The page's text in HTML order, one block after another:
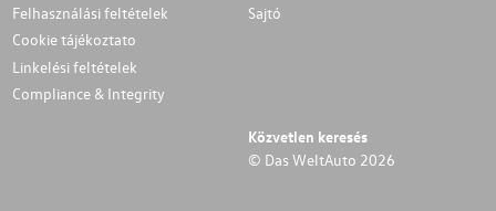
Felhasználási feltételek
Cookie tájékoztato
Linkelési feltételek
Compliance & Integrity
Sajtó
Közvetlen keresés
© Das WeltAuto 2026